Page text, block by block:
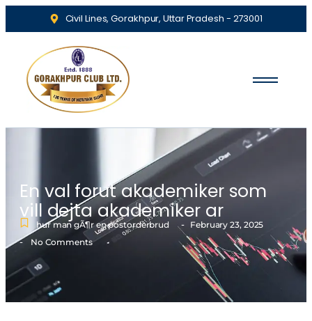
Civil Lines, Gorakhpur, Uttar Pradesh - 273001
En val forut akademiker som
vill dejta akademiker ar
hur man gÃ¶r en postorderbrud - February 23, 2025
- No Comments